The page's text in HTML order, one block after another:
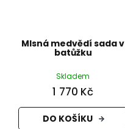
Mlsná medvědí sada v
batůžku
Skladem
1 770 Kč
DO KOŠÍKU